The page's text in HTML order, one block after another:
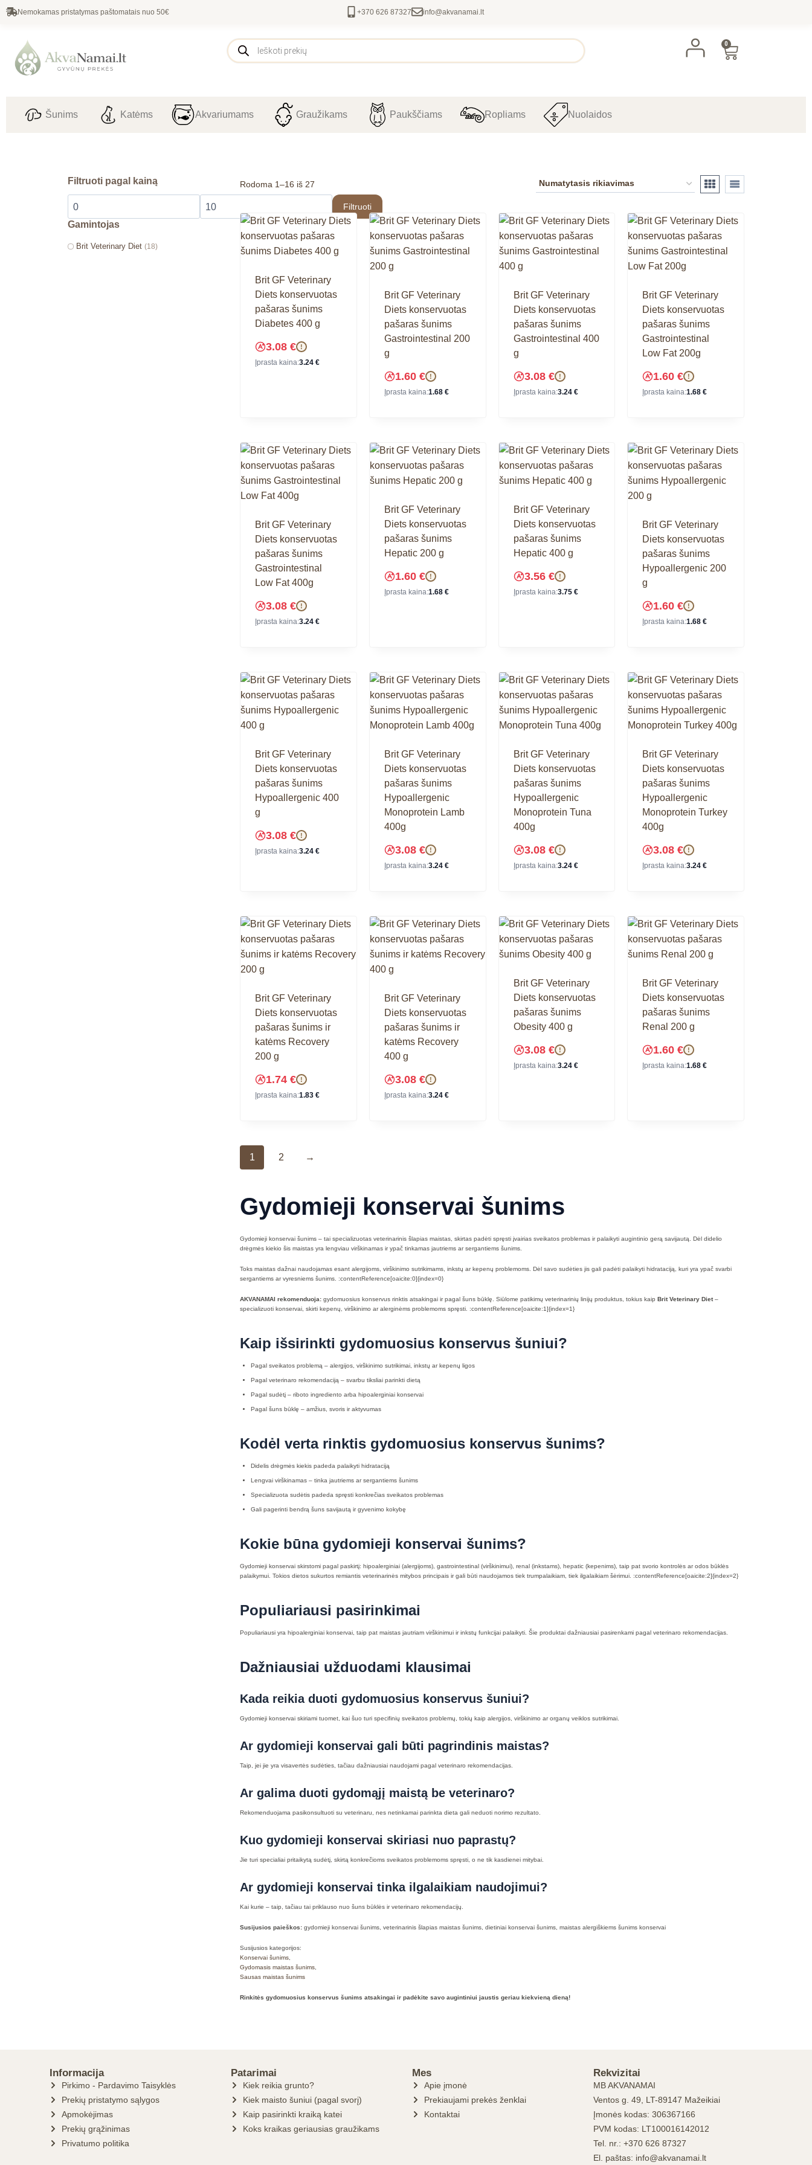
Nemokamas pristatymas paštomatais nuo 50€ +370 626 87327 info@akvanamai.lt
0
Šunims Katėms Akvariumams Graužikams Paukščiams Ropliams Nuolaidos
Filtruoti pagal kainą
Filtruoti
Gamintojas
Brit Veterinary Diet (18)
Rodoma 1–16 iš 27
Brit GF Veterinary
Diets konservuotas
pašaras šunims
Diabetes 400 g
3.08 € !
Įprasta kaina:3.24 €
Brit GF Veterinary
Diets konservuotas
pašaras šunims
Gastrointestinal 200
g
1.60 € !
Įprasta kaina:1.68 €
Brit GF Veterinary
Diets konservuotas
pašaras šunims
Gastrointestinal 400
g
3.08 € !
Įprasta kaina:3.24 €
Brit GF Veterinary
Diets konservuotas
pašaras šunims
Gastrointestinal
Low Fat 200g
1.60€ !
Įprasta kaina:1.68€
Brit GF Veterinary
Diets konservuotas
pašaras šunims
Gastrointestinal
Low Fat 400g
3.08 € !
Įprasta kaina:3.24 €
Brit GF Veterinary
Diets konservuotas
pašaras šunims
Hepatic 200 g
1.60 € !
Įprasta kaina:1.68 €
Brit GF Veterinary
Diets konservuotas
pašaras šunims
Hepatic 400 g
3.56 € !
Įprasta kaina:3.75 €
Brit GF Veterinary
Diets konservuotas
pašaras šunims
Hypoallergenic 200
g
1.60€ !
Įprasta kaina:1.68€
Brit GF Veterinary
Diets konservuotas
pašaras šunims
Hypoallergenic 400
g
3.08 € !
Įprasta kaina:3.24 €
Brit GF Veterinary
Diets konservuotas
pašaras šunims
Hypoallergenic
Monoprotein Lamb
400g
3.08 € !
Įprasta kaina:3.24 €
Brit GF Veterinary
Diets konservuotas
pašaras šunims
Hypoallergenic
Monoprotein Tuna
400g
3.08 € !
Įprasta kaina:3.24 €
Brit GF Veterinary
Diets konservuotas
pašaras šunims
Hypoallergenic
Monoprotein Turkey
400g
3.08€ !
Įprasta kaina:3.24€
Brit GF Veterinary
Diets konservuotas
pašaras šunims ir
katėms Recovery
200 g
1.74 € !
Įprasta kaina:1.83 €
Brit GF Veterinary
Diets konservuotas
pašaras šunims ir
katėms Recovery
400 g
3.08 € !
Įprasta kaina:3.24 €
Brit GF Veterinary
Diets konservuotas
pašaras šunims
Obesity 400 g
3.08 € !
Įprasta kaina:3.24 €
Brit GF Veterinary
Diets konservuotas
pašaras šunims
Renal 200 g
1.60€ !
Įprasta kaina:1.68€
1 2 →
Gydomieji konservai šunims
Gydomieji konservai šunims – tai specializuotas veterinarinis šlapias maistas, skirtas padėti spręsti įvairias sveikatos problemas ir palaikyti augintinio gerą savijautą. Dėl didelio
drėgmės kiekio šis maistas yra lengviau virškinamas ir ypač tinkamas jautriems ar sergantiems šunims.
Toks maistas dažnai naudojamas esant alergijoms, virškinimo sutrikimams, inkstų ar kepenų problemoms. Dėl savo sudėties jis gali padėti palaikyti hidrataciją, kuri yra ypač svarbi
sergantiems ar vyresniems šunims. :contentReference[oaicite:0]{index=0}
AKVANAMAI rekomenduoja: gydomuosius konservus rinktis atsakingai ir pagal šuns būklę. Siūlome patikimų veterinarinių linijų produktus, tokius kaip Brit Veterinary Diet–
specializuoti konservai, skirti kepenų, virškinimo ar alerginėms problemoms spręsti. :contentReference[oaicite:1]{index=1}
Kaip išsirinkti gydomuosius konservus šuniui?
Pagal sveikatos problemą – alergijos, virškinimo sutrikimai, inkstų ar kepenų ligos
Pagal veterinaro rekomendaciją – svarbu tiksliai parinkti dietą
Pagal sudėtį – riboto ingrediento arba hipoalerginiai konservai
Pagal šuns būklę – amžius, svoris ir aktyvumas
Kodėl verta rinktis gydomuosius konservus šunims?
Didelis drėgmės kiekis padeda palaikyti hidrataciją
Lengvai virškinamas – tinka jautriems ar sergantiems šunims
Specializuota sudėtis padeda spręsti konkrečias sveikatos problemas
Gali pagerinti bendrą šuns savijautą ir gyvenimo kokybę
Kokie būna gydomieji konservai šunims?
Gydomieji konservai skirstomi pagal paskirtį: hipoalerginiai (alergijoms), gastrointestinal (virškinimui), renal (inkstams), hepatic (kepenims), taip pat svorio kontrolės ar odos būklės
palaikymui. Tokios dietos sukurtos remiantis veterinarinės mitybos principais ir gali būti naudojamos tiek trumpalaikiam, tiek ilgalaikiam šėrimui. :contentReference[oaicite:2]{index=2}
Populiariausi pasirinkimai
Populiariausi yra hipoalerginiai konservai, taip pat maistas jautriam virškinimui ir inkstų funkcijai palaikyti. Šie produktai dažniausiai pasirenkami pagal veterinaro rekomendacijas.
Dažniausiai užduodami klausimai
Kada reikia duoti gydomuosius konservus šuniui?
Gydomieji konservai skiriami tuomet, kai šuo turi specifinių sveikatos problemų, tokių kaip alergijos, virškinimo ar organų veiklos sutrikimai.
Ar gydomieji konservai gali būti pagrindinis maistas?
Taip, jei jie yra visavertės sudėties, tačiau dažniausiai naudojami pagal veterinaro rekomendacijas.
Ar galima duoti gydomąjį maistą be veterinaro?
Rekomenduojama pasikonsultuoti su veterinaru, nes netinkamai parinkta dieta gali neduoti norimo rezultato.
Kuo gydomieji konservai skiriasi nuo paprastų?
Jie turi specialiai pritaikytą sudėtį, skirtą konkrečioms sveikatos problemoms spręsti, o ne tik kasdienei mitybai.
Ar gydomieji konservai tinka ilgalaikiam naudojimui?
Kai kurie – taip, tačiau tai priklauso nuo šuns būklės ir veterinaro rekomendacijų.
Susijusios paieškos: gydomieji konservai šunims, veterinarinis šlapias maistas šunims, dietiniai konservai šunims, maistas alergiškiems šunims konservai
Susijusios kategorijos:
Konservai šunims,
Gydomasis maistas šunims,
Sausas maistas šunims
Rinkitės gydomuosius konservus šunims atsakingai ir padėkite savo augintiniui jaustis geriau kiekvieną dieną!
Informacija
Pirkimo - Pardavimo Taisyklės
Prekių pristatymo sąlygos
Apmokėjimas
Prekių grąžinimas
Privatumo politika
Patarimai
Kiek reikia grunto?
Kiek maisto šuniui (pagal svorį)
Kaip pasirinkti kraiką katei
Koks kraikas geriausias graužikams
Mes
Apie įmonė
Prekiaujami prekės ženklai
Kontaktai
Rekvizitai
MB AKVANAMAI
Ventos g. 49, LT-89147 Mažeikiai
Įmonės kodas: 306367166
PVM kodas: LT100016142012
Tel. nr.: +370 626 87327
El. paštas: info@akvanamai.lt